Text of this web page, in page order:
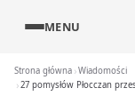
MENU
Strona główna Wiadomości
27 pomysłów Płocczan